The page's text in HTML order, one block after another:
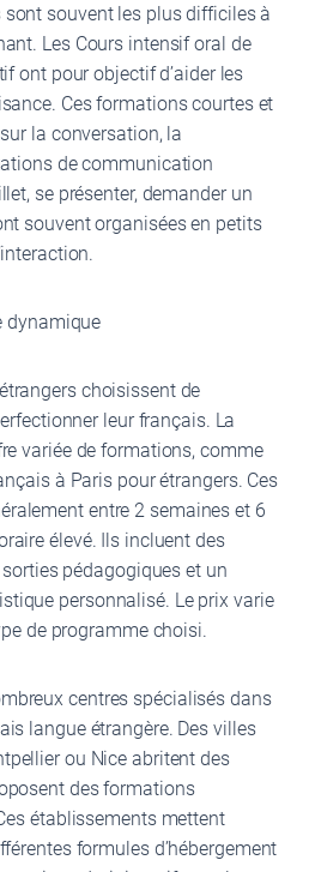
sont souvent les plus difficiles à
Les Cours intensif oral de
ont pour objectif d’aider les
Ces formations courtes et
la conversation, la
de communication
se présenter, demander un
souvent organisées en petits
dynamique
choisissent de
leur français. La
variée de formations, comme
à Paris pour étrangers. Ces
entre 2 semaines et 6
élevé. Ils incluent des
pédagogiques et un
personnalisé. Le prix varie
de programme choisi.
centres spécialisés dans
langue étrangère. Des villes
ou Nice abritent des
des formations
établissements mettent
formules d’hébergement